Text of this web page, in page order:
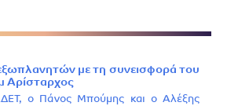
με τη συνεισφορά του
Αρίσταρχος
ο Πάνος Μπούμης και ο Αλέξης